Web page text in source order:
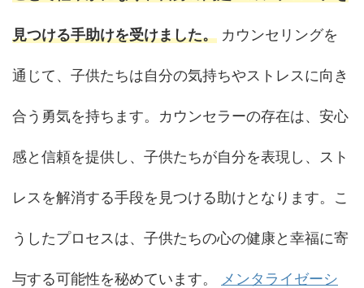
見つける手助けを受けました。 カウンセリングを
通じて、子供たちは自分の気持ちやストレスに向き
合う勇気を持ちます。カウンセラーの存在は、安心
感と信頼を提供し、子供たちが自分を表現し、スト
レスを解消する手段を見つける助けとなります。こ
うしたプロセスは、子供たちの心の健康と幸福に寄
与する可能性を秘めています。 メンタライゼーシ